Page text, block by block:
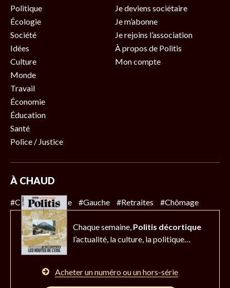
Politique
Écologie
Société
Idées
Culture
Monde
Travail
Économie
Éducation
Santé
Police / Justice
Je deviens sociétaire
Je m’abonne
Je rejoins l’association
À propos de Politis
Mon compte
À CHAUD
#Climat #Police #Gauche #Retraites #Chômage
Chaque semaine, Politis décortique
l’actualité, la culture, la politique…
Acheter un numéro ou un hors-série